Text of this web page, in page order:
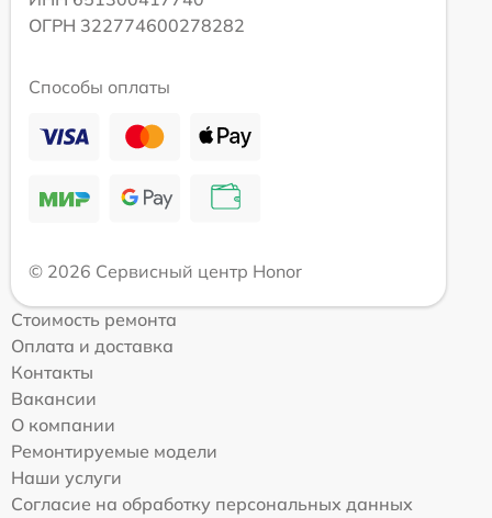
ОГРН 322774600278282
Способы оплаты
© 2026 Сервисный центр Honor
Стоимость ремонта
Оплата и доставка
Контакты
Вакансии
О компании
Ремонтируемые модели
Наши услуги
Согласие на обработку персональных данных